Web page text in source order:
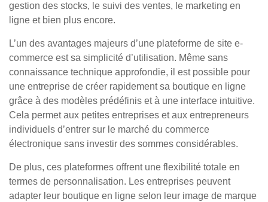
gestion des stocks, le suivi des ventes, le marketing en
ligne et bien plus encore.
L’un des avantages majeurs d’une plateforme de site e-
commerce est sa simplicité d’utilisation. Même sans
connaissance technique approfondie, il est possible pour
une entreprise de créer rapidement sa boutique en ligne
grâce à des modèles prédéfinis et à une interface intuitive.
Cela permet aux petites entreprises et aux entrepreneurs
individuels d’entrer sur le marché du commerce
électronique sans investir des sommes considérables.
De plus, ces plateformes offrent une flexibilité totale en
termes de personnalisation. Les entreprises peuvent
adapter leur boutique en ligne selon leur image de marque